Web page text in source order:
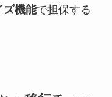
ズ機能で担保する